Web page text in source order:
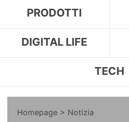
PRODOTTI
DIGITAL LIFE
TECH
Homepage > Notizia